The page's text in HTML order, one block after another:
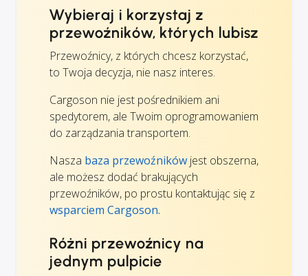
Wybieraj i korzystaj z
przewoźników, których lubisz
Przewoźnicy, z których chcesz korzystać,
to Twoja decyzja, nie nasz interes.
Cargoson nie jest pośrednikiem ani
spedytorem, ale Twoim oprogramowaniem
do zarządzania transportem.
Nasza baza przewoźników jest obszerna,
ale możesz dodać brakujących
przewoźników, po prostu kontaktując się z
wsparciem Cargoson.
Różni przewoźnicy na
jednym pulpicie